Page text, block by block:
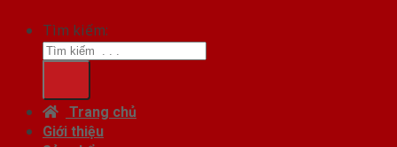
Tìm kiếm:
Trang chủ
Giới thiệu